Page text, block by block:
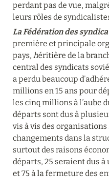
perdant pas de vue,
leurs rôles de
La Fédération des
première et principale
pays, héritière de la
central des syndicats
a perdu beaucoup
millions en 15 ans pour
les cinq millions à l’aube
départs sont dus à
vis à vis des organisations
changements dans la
surtout des raisons
départs, 25 seraient dus
et 75 à la fermeture des